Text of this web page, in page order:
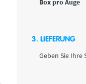
Box pro Auge
3. LIEFERUNG
Geben Sie Ihre